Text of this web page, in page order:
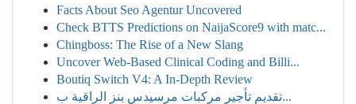
Facts About Seo Agentur Uncovered
Check BTTS Predictions on NaijaScore9 with matc...
Chingboss: The Rise of a New Slang
Uncover Web-Based Clinical Coding and Billi...
Boutiq Switch V4: A In-Depth Review
تقديم تأجير مركبات مرسيدس بنز الراقية ب...